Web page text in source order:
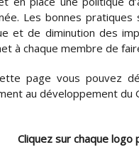
Les bonnes
et de diminution des
à chaque membre de
page vous pouvez
au développement du
Cliquez sur chaque